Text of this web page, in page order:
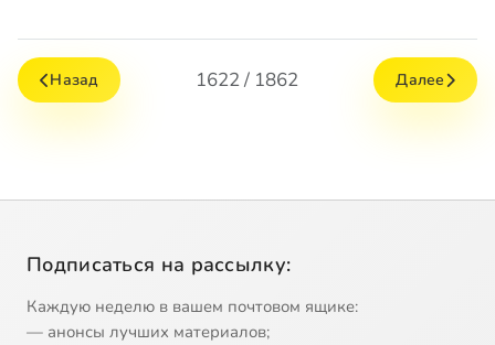
Назад 1622 / 1862 Далее
Подписаться на рассылку:
Каждую неделю в вашем почтовом ящике:
— анонсы лучших материалов;